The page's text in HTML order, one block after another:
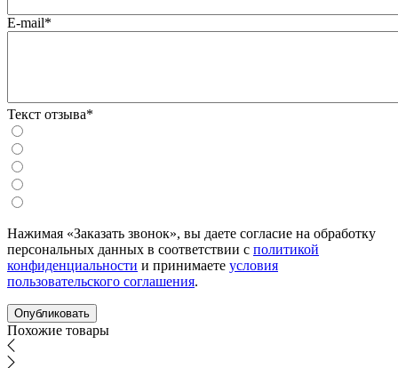
E-mail*
Текст отзыва*
Нажимая «Заказать звонок», вы даете согласие на обработку
персональных данных в соответствии с политикой
конфиденциальности и принимаете условия
пользовательского соглашения.
Похожие товары